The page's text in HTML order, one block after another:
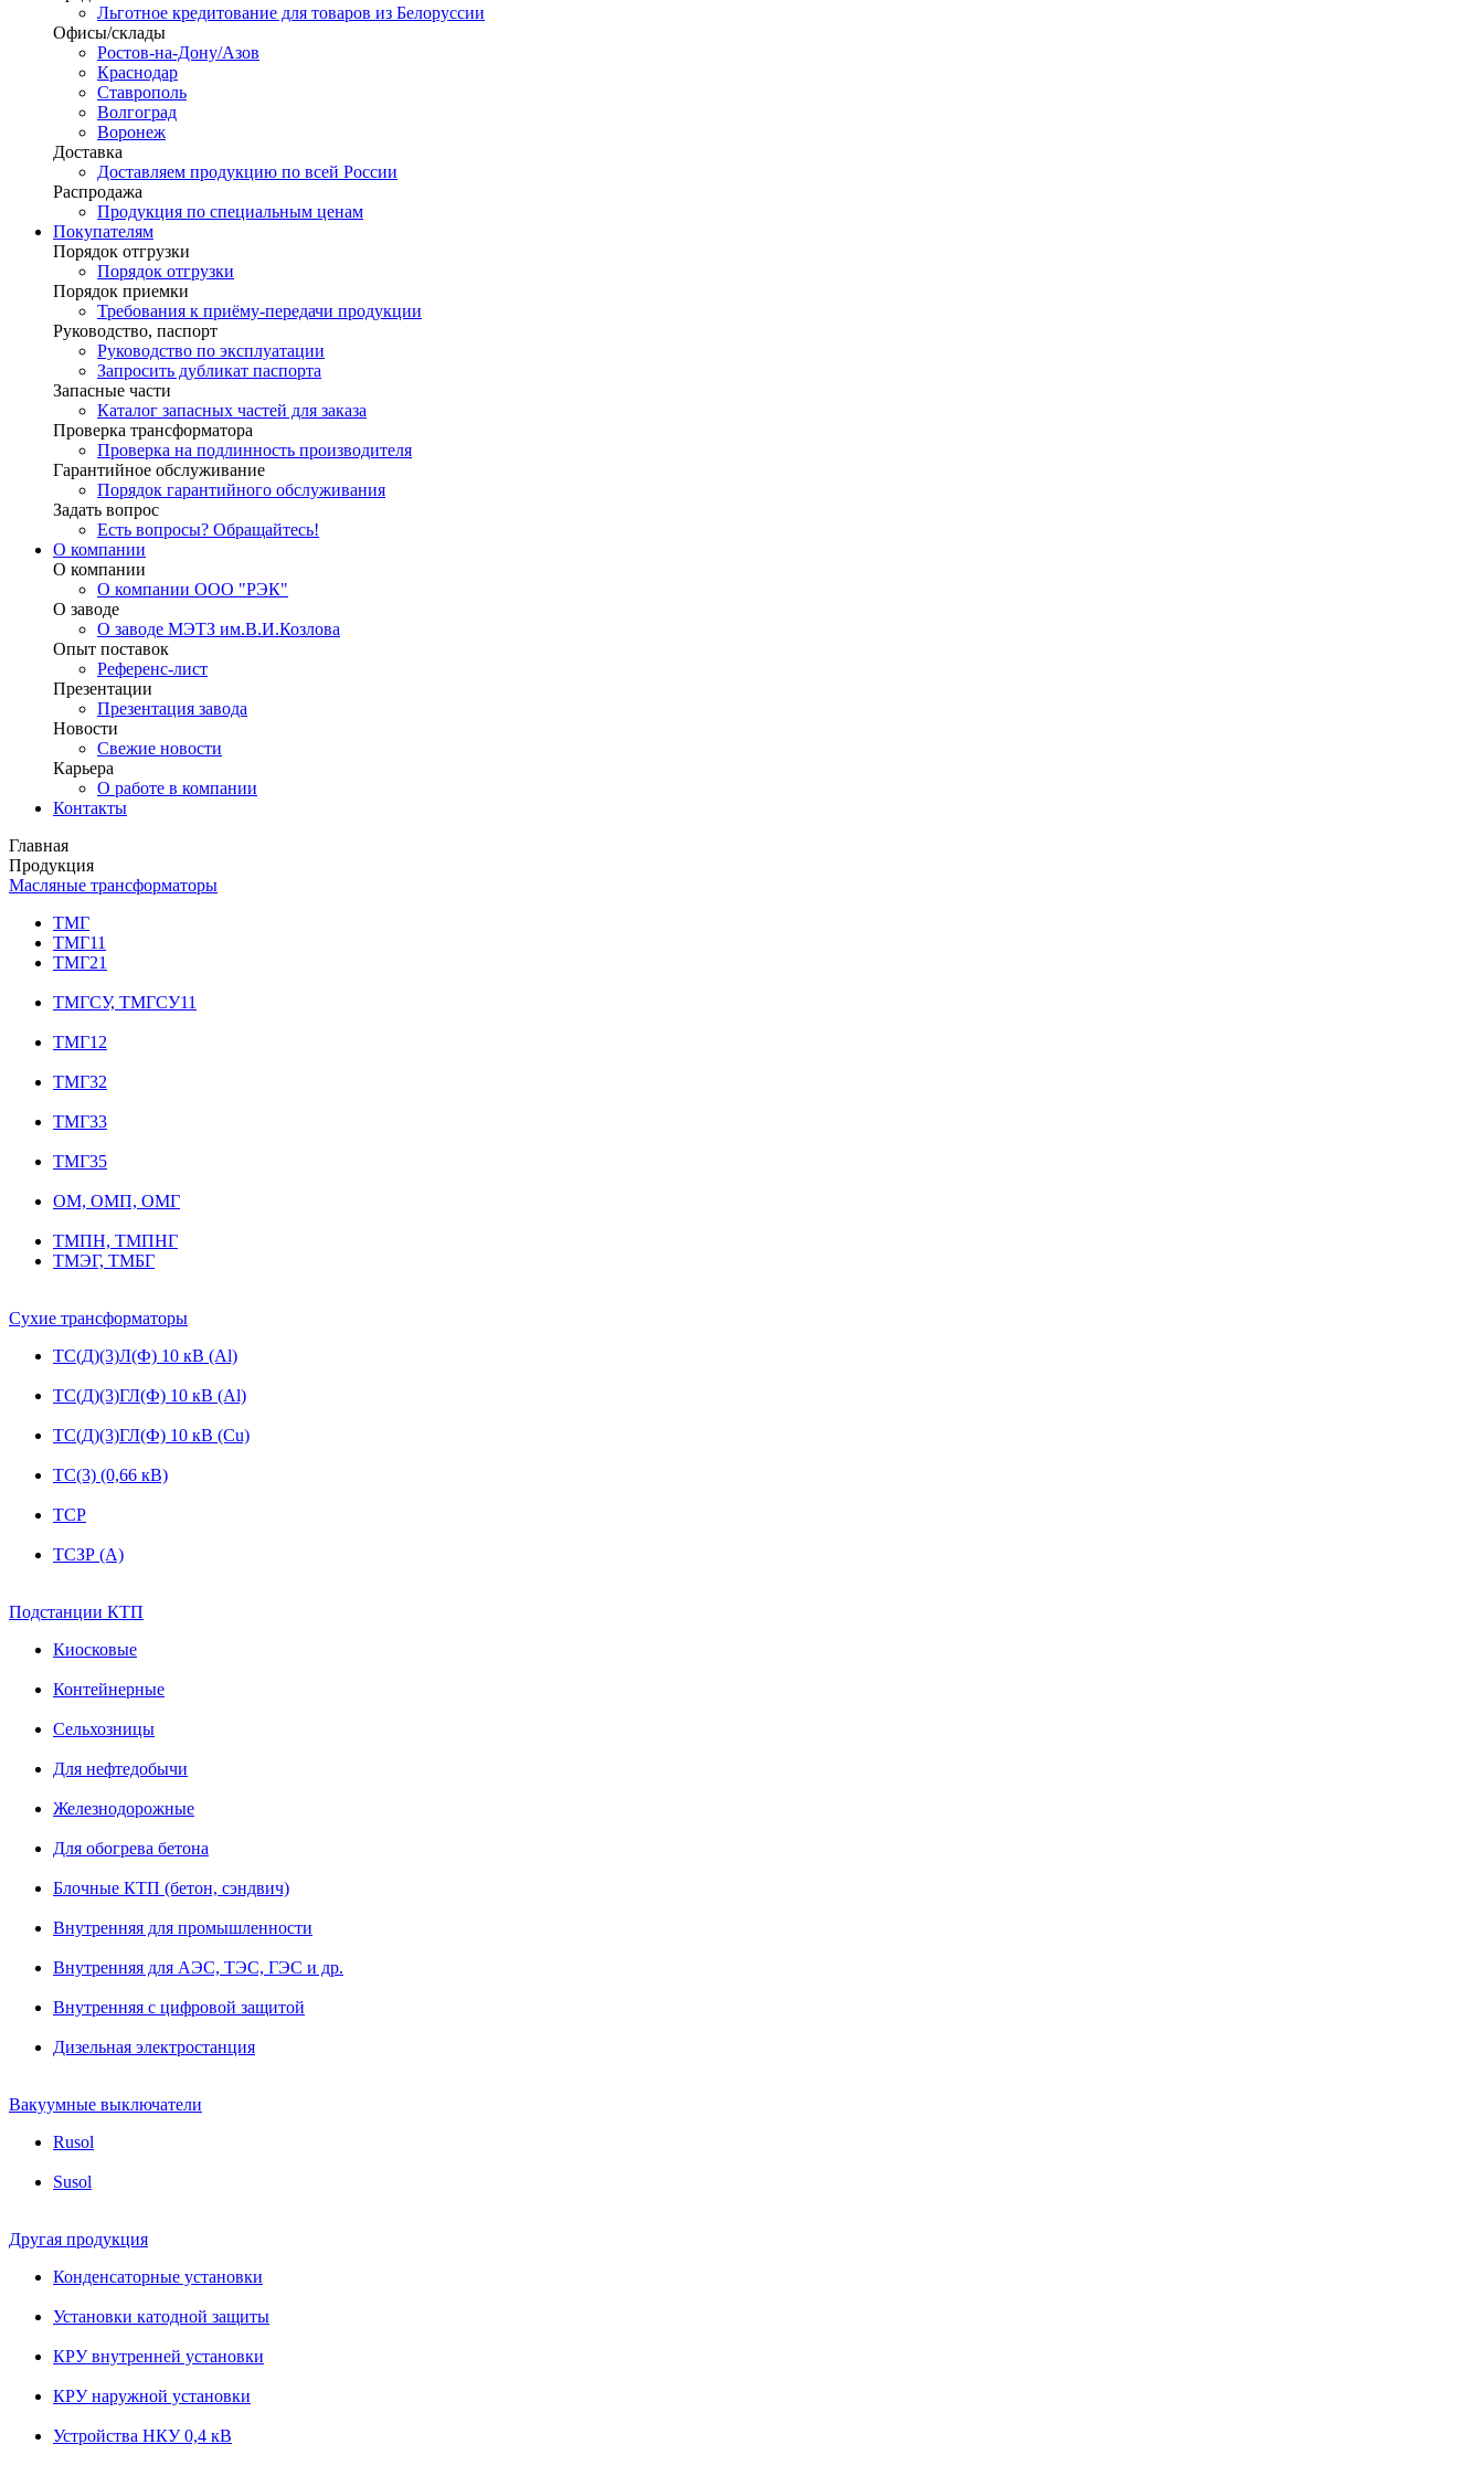
Льготное кредитование для товаров из Белоруссии
Офисы/склады
Ростов-на-Дону/Азов
Краснодар
Ставрополь
Волгоград
Воронеж
Доставка
Доставляем продукцию по всей России
Распродажа
Продукция по специальным ценам
Покупателям
Порядок отгрузки
Порядок отгрузки
Порядок приемки
Требования к приёму-передачи продукции
Руководство, паспорт
Руководство по эксплуатации
Запросить дубликат паспорта
Запасные части
Каталог запасных частей для заказа
Проверка трансформатора
Проверка на подлинность производителя
Гарантийное обслуживание
Порядок гарантийного обслуживания
Задать вопрос
Есть вопросы? Обращайтесь!
О компании
О компании
О компании ООО "РЭК"
О заводе
О заводе МЭТЗ им.В.И.Козлова
Опыт поставок
Референс-лист
Презентации
Презентация завода
Новости
Свежие новости
Карьера
О работе в компании
Контакты
Главная
Продукция
Масляные трансформаторы
ТМГ
ТМГ11
ТМГ21
ТМГСУ, ТМГСУ11
ТМГ12
ТМГ32
ТМГ33
ТМГ35
ОМ, ОМП, ОМГ
ТМПН, ТМПНГ
ТМЭГ, ТМБГ
Сухие трансформаторы
ТС(Д)(3)Л(Ф) 10 кВ (Al)
ТС(Д)(3)ГЛ(Ф) 10 кВ (Al)
ТС(Д)(3)ГЛ(Ф) 10 кВ (Cu)
ТС(3) (0,66 кВ)
ТСР
ТСЗР (А)
Подстанции КТП
Киосковые
Контейнерные
Сельхозницы
Для нефтедобычи
Железнодорожные
Для обогрева бетона
Блочные КТП (бетон, сэндвич)
Внутренняя для промышленности
Внутренняя для АЭС, ТЭС, ГЭС и др.
Внутренняя с цифровой защитой
Дизельная электростанция
Вакуумные выключатели
Rusol
Susol
Другая продукция
Конденсаторные установки
Установки катодной защиты
КРУ внутренней установки
КРУ наружной установки
Устройства НКУ 0,4 кВ